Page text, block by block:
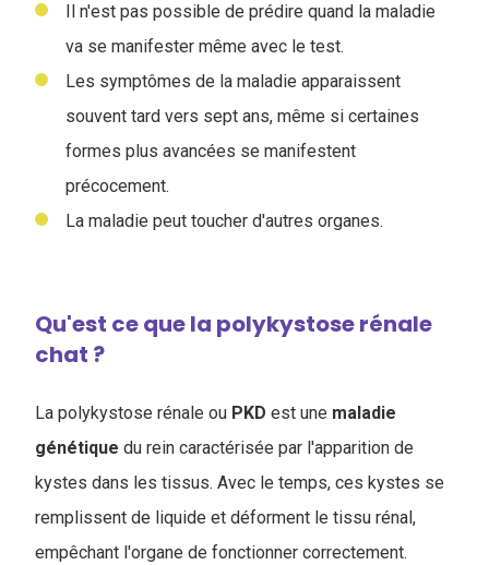
Il n'est pas possible de prédire quand la maladie
va se manifester même avec le test.
Les symptômes de la maladie apparaissent
souvent tard vers sept ans, même si certaines
formes plus avancées se manifestent
précocement.
La maladie peut toucher d'autres organes.
Qu'est ce que la polykystose rénale
chat ?
La polykystose rénale ou PKD est une maladie
génétique du rein caractérisée par l'apparition de
kystes dans les tissus. Avec le temps, ces kystes se
remplissent de liquide et déforment le tissu rénal,
empêchant l'organe de fonctionner correctement.